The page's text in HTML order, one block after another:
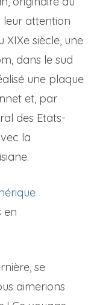
leur attention
XIXe siècle, une
dans le sud
une plaque
et, par
des Etats-
la
en
se
aimerions